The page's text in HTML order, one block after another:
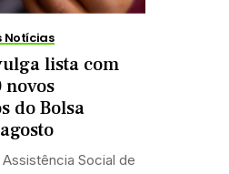
Notícias
lista com
novos
do Bolsa
Social de